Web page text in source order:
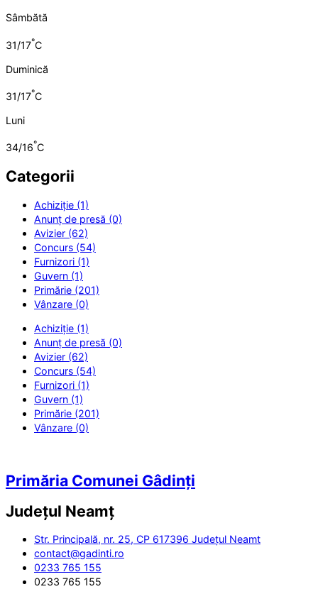
Sâmbătă
31/17°C
Duminică
31/17°C
Luni
34/16°C
Categorii
Achiziție (1)
Anunț de presă (0)
Avizier (62)
Concurs (54)
Furnizori (1)
Guvern (1)
Primărie (201)
Vânzare (0)
Achiziție (1)
Anunț de presă (0)
Avizier (62)
Concurs (54)
Furnizori (1)
Guvern (1)
Primărie (201)
Vânzare (0)
Primăria Comunei Gâdinți
Județul Neamț
Str. Principală, nr. 25, CP 617396 Județul Neamt
contact@gadinti.ro
0233 765 155
0233 765 155